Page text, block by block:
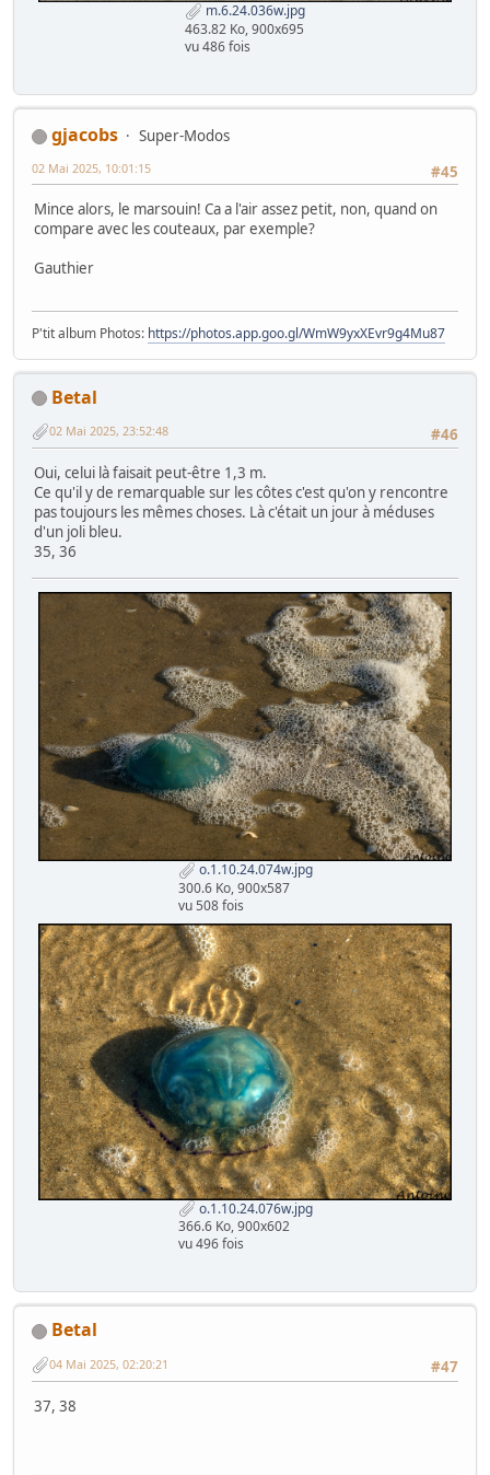
m.6.24.036w.jpg
463.82 Ko, 900x695
vu 486 fois
gjacobs
Super-Modos
#45
02 Mai 2025, 10:01:15
Mince alors, le marsouin! Ca a l'air assez petit, non, quand on
compare avec les couteaux, par exemple?
Gauthier
P'tit album Photos: https://photos.app.goo.gl/WmW9yxXEvr9g4Mu87
Betal
#46
02 Mai 2025, 23:52:48
Oui, celui là faisait peut-être 1,3 m.
Ce qu'il y de remarquable sur les côtes c'est qu'on y rencontre
pas toujours les mêmes choses. Là c'était un jour à méduses
d'un joli bleu.
35, 36
o.1.10.24.074w.jpg
300.6 Ko, 900x587
vu 508 fois
o.1.10.24.076w.jpg
366.6 Ko, 900x602
vu 496 fois
Betal
#47
04 Mai 2025, 02:20:21
37, 38